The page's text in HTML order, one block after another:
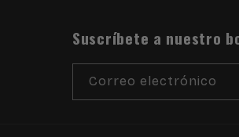
Suscríbete a nuestro
Correo electrónico